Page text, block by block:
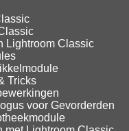
Lightroom Classic
Tricks
voor Gevorderden